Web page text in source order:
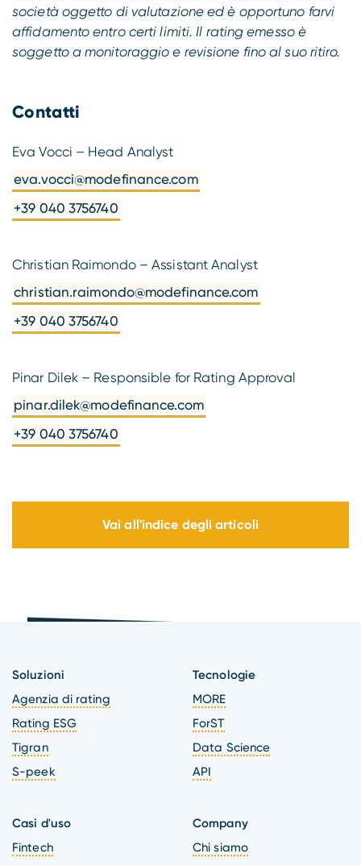
società oggetto di valutazione ed è opportuno farvi
affidamento entro certi limiti. Il rating emesso è
soggetto a monitoraggio e revisione fino al suo ritiro.
Contatti
Eva Vocci – Head Analyst
eva.vocci@modefinance.com
+39 040 3756740
Christian Raimondo – Assistant Analyst
christian.raimondo@modefinance.com
+39 040 3756740
Pinar Dilek – Responsible for Rating Approval
pinar.dilek@modefinance.com
+39 040 3756740
Vai all'indice degli articoli
Soluzioni
Agenzia di rating
Rating ESG
Tigran
S-peek
Tecnologie
MORE
ForST
Data Science
API
Casi d'uso
Fintech
Company
Chi siamo